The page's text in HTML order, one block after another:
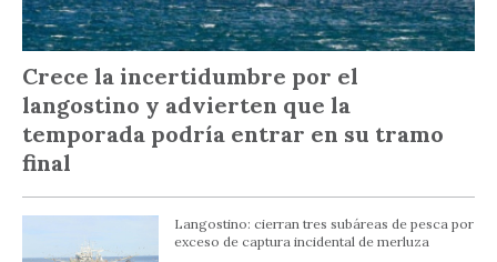
Crece la incertidumbre por el
langostino y advierten que la
temporada podría entrar en su tramo
final
Langostino: cierran tres subáreas de pesca por
exceso de captura incidental de merluza